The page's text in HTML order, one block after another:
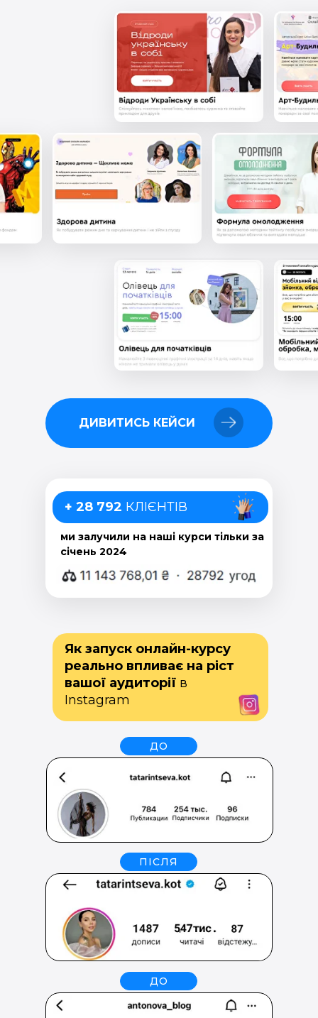
ДИВИТИСЬ КЕЙСИ
+ 28 792 КЛІЄНТІВ
ми залучили на наші курси тільки за
січень 2024
Як запуск онлайн-курсу
реально впливає на ріст
вашої аудиторії в
Instagram
ДО
ПІСЛЯ
ДО